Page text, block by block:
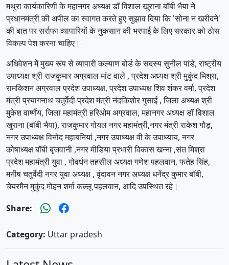
मथुरा कार्यकारिणी के महानगर अध्यक्ष डॉ विशाल खुराना बॉबी भैया ने
प्रधानमंत्री की अपील का स्वागत करते हुए सुझाव दिया कि 'सोना न खरीदने'
की बात पर सर्राफा व्यापारियों के नुकसान की भरपाई के लिए सरकार को ठोस
विकल्प पेश करना चाहिए।
अधिवेशन में मुख्य रूप से व्यापारी कल्याण बोर्ड के सदस्य सुनील पांडे, राष्ट्रीय
उपाध्यक्ष श्री राजकुमार अग्रवाल मांट वाले , प्रदेश अध्यक्ष श्री मुकुंद मिश्रा,
रामकिशन अग्रवाल प्रदेश उपाध्यक्ष, प्रदेश उपाध्यक्ष शिव शंकर वर्मा, प्रदेश
मंत्री प्रयागनाथ चतुर्वेदी प्रदेश मंत्री नंदकिशोर गुसाई , जिला अध्यक्ष श्री
मुकेश वार्ष्णेय, जिला महामंत्री हरिओम अग्रवाल, महानगर अध्यक्ष डॉ विशाल
खुराना (बॉबी भैया), राजकुमार गोयल नगर महामंत्री,नगर मंत्री राकेश गौड़,
नगर उपाध्यक्ष विनोद महाबनियां ,नगर उपाध्यक्ष वी के उपाध्याय, नगर
कोषाध्यक्ष बॉबी बृजवानी ,नगर मीडिया प्रभारी विकास खन्ना ,संत मिश्रा
प्रदेश महामंत्री युवा , गोवर्धन तहसील अध्यक्ष गणेश पहलवान, फतेह सिंह,
मनीष चतुर्वेदी नगर युवा अध्यक्ष , वृंदावन नगर अध्यक्ष धनेंद्र कुमार बॉबी,
चेयरमैन मुकुंद मोहन शर्मा कल्लू पहलवान, आदि उपस्थित रहे।
Share:
Category: Uttar pradesh